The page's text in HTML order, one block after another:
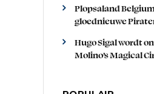
Plopsaland
gloednieuwe
Hugo Sigal wordt
Molino’s Magical